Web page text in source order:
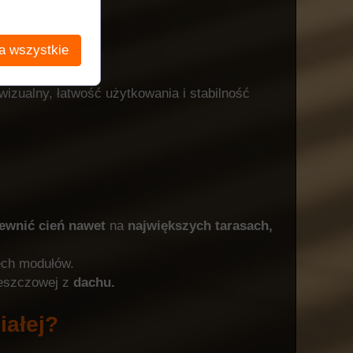
łatwość użytkowania i stabilność
cień nawet na największych tarasach,
modułów.
z dachu.
wszystkie